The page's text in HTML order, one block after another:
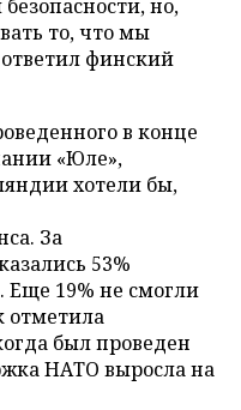
но,
то, что мы
финский
в конце
«Юле»,
хотели бы,
За
53%
Еще 19% не смогли
отметила
был проведен
НАТО выросла на